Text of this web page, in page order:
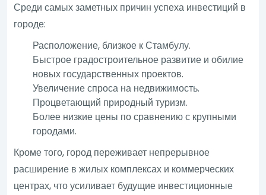
Среди самых заметных причин успеха инвестиций в
городе:
Расположение, близкое к Стамбулу.
Быстрое градостроительное развитие и обилие
новых государственных проектов.
Увеличение спроса на недвижимость.
Процветающий природный туризм.
Более низкие цены по сравнению с крупными
городами.
Кроме того, город переживает непрерывное
расширение в жилых комплексах и коммерческих
центрах, что усиливает будущие инвестиционные